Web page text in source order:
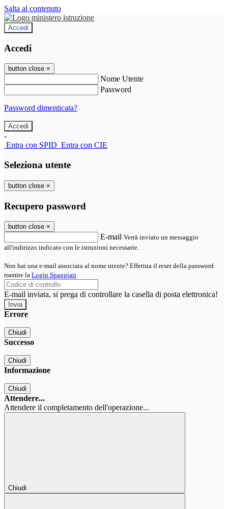
Salta al contenuto
Accedi
Accedi
button close ×
Nome Utente
Password
Password dimenticata?
-
Entra con SPID Entra con CIE
Seleziona utente
button close ×
Recupero password
button close ×
E-mail Verrà inviato un messaggio
all'indirizzo indicato con le istruzioni necessarie.
Non hai una e-mail associata al nome utente? Effettua il reset della password
tramite la Login Spaggiari
E-mail inviata, si prega di controllare la casella di posta elettronica!
Errore
Chiudi
Successo
Chiudi
Informazione
Chiudi
Attendere...
Attendere il completamento dell'operazione...
Chiudi